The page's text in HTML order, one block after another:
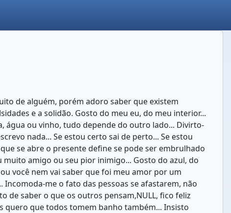
de alguém, porém adoro saber que existem
e a solidão. Gosto do meu eu, do meu interior...
água ou vinho, tudo depende do outro lado... Divirto-
nada... Se estou certo sai de perto... Se estou
se abre o presente define se pode ser embrulhado
amigo ou seu pior inimigo... Gosto do azul, do
você nem vai saber que foi meu amor por um
me o fato das pessoas se afastarem, não
de saber o que os outros pensam,NULL, fico feliz
quero que todos tomem banho também... Insisto